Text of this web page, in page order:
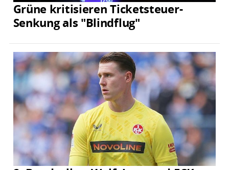
Grüne kritisieren Ticketsteuer-
Senkung als "Blindflug"